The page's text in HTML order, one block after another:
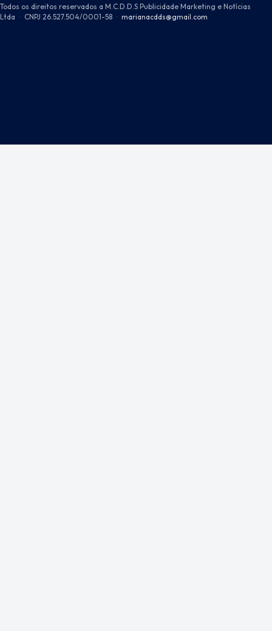
Todos os direitos reservados a M.C.D.D.S Publicidade Marketing e Notícias
Ltda · CNPJ 26.527.504/0001-58 · marianacdds@gmail.com